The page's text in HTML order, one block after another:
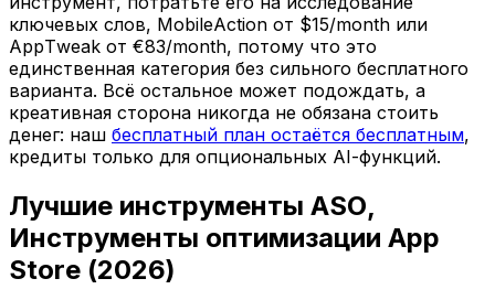
ключевых слов, MobileAction от $15/month или
AppTweak от €83/month, потому что это
единственная категория без сильного бесплатного
варианта. Всё остальное может подождать, а
креативная сторона никогда не обязана стоить
денег: наш бесплатный план остаётся бесплатным,
кредиты только для опциональных AI-функций.
Лучшие инструменты ASO,
Инструменты оптимизации App
Store (2026)